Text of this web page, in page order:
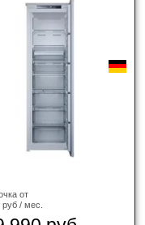
от
руб / мес.